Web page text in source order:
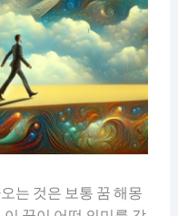
는 것은 보통 꿈 해몽